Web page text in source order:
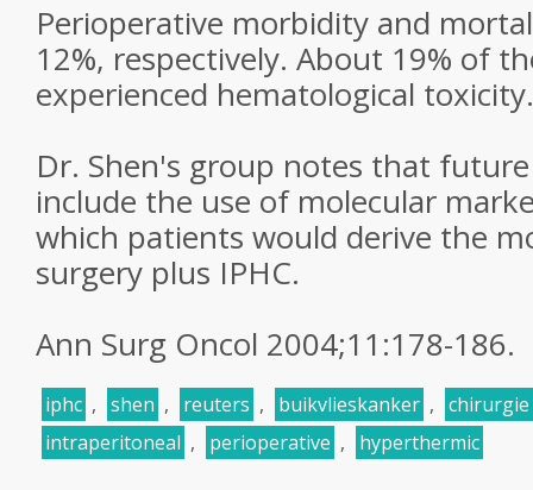
Perioperative morbidity and
12%, respectively. About 19% of
experienced hematological toxicity.
Dr. Shen's group notes that
include the use of molecular
which patients would derive the
surgery plus IPHC.
Ann Surg Oncol 2004;11:178-186.
iphc , shen , reuters , buikvlieskanker , chirurgie
intraperitoneal , perioperative , hyperthermic